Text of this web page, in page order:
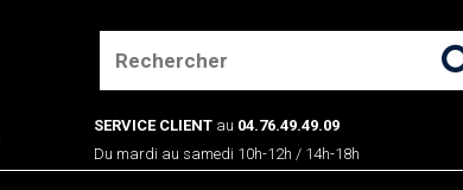
SERVICE CLIENT au 04.76.49.49.09
Du mardi au samedi 10h-12h / 14h-18h